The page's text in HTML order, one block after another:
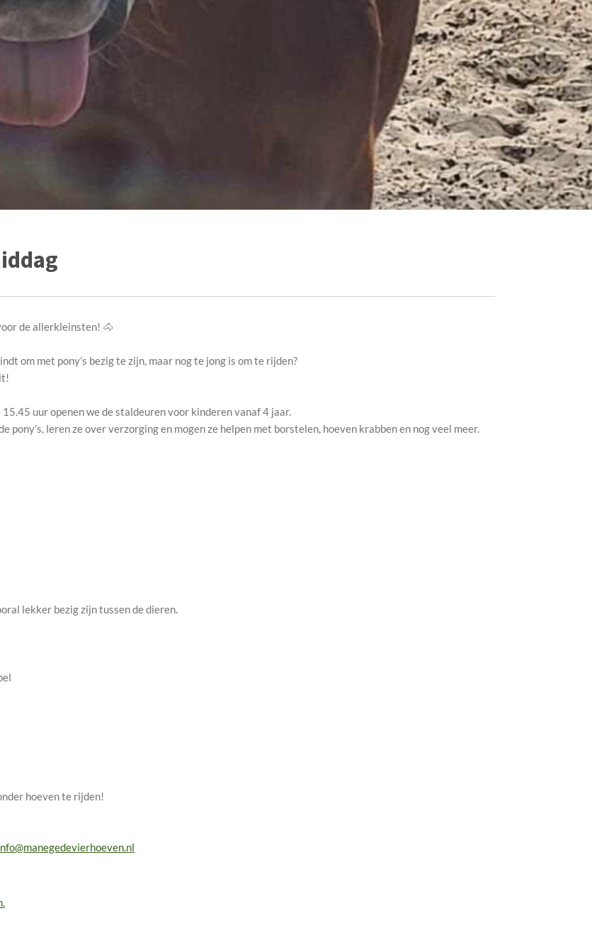
de allerkleinsten! 🐴
om met pony’s bezig te zijn, maar nog te jong is om te rijden?
uur openen we de staldeuren voor kinderen vanaf 4 jaar.
leren ze over verzorging en mogen ze helpen met borstelen, hoeven krabben en nog veel meer.
lekker bezig zijn tussen de dieren.
hoeven te rijden!